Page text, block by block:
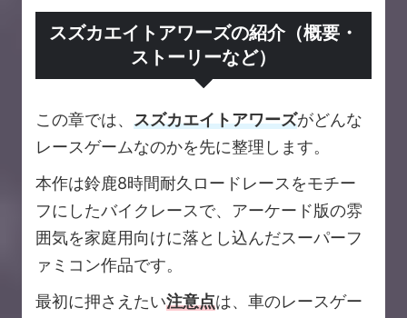
スズカエイトアワーズの紹介（概要・
ストーリーなど）
この章では、 スズカエイトアワーズがどんな
レースゲームなのかを先に整理します。
本作は鈴鹿8時間耐久ロードレースをモチー
フにしたバイクレースで、アーケード版の雰
囲気を家庭用向けに落とし込んだスーパーフ
ァミコン作品です。
最初に押さえたい注意点は、車のレースゲー